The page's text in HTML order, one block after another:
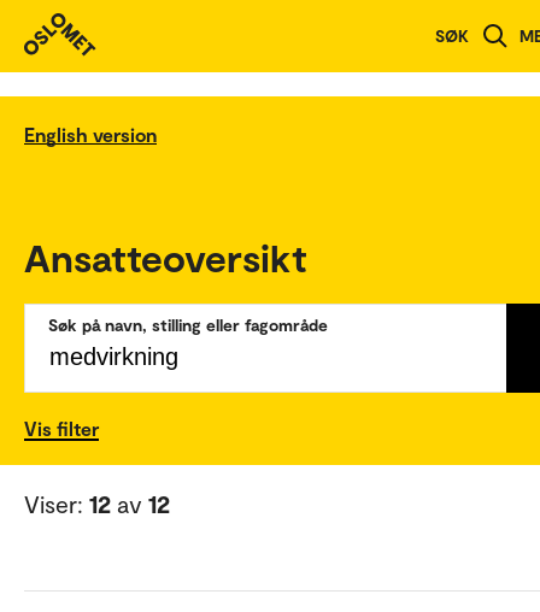
SØK
English version
Ansatteoversikt
Søk på navn, stilling eller fagområde
Vis filter
Viser: 12 av 12